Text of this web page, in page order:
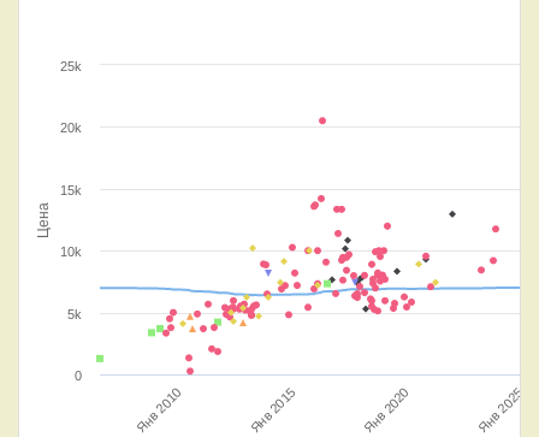
Цена
Янв 2010 Янв 2015 Янв 2020 Янв 2025
0
5k
10k
15k
20k
25k